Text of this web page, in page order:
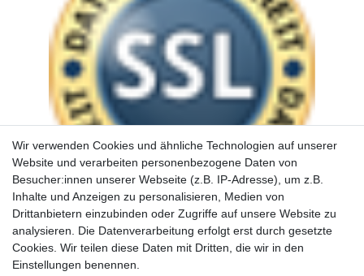
Wir verwenden Cookies und ähnliche Technologien auf unserer
Website und verarbeiten personenbezogene Daten von
Besucher:innen unserer Webseite (z.B. IP-Adresse), um z.B.
Inhalte und Anzeigen zu personalisieren, Medien von
Drittanbietern einzubinden oder Zugriffe auf unsere Website zu
analysieren. Die Datenverarbeitung erfolgt erst durch gesetzte
Cookies. Wir teilen diese Daten mit Dritten, die wir in den
Einstellungen benennen.